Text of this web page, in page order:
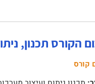
הקורס תכנון,
קורס